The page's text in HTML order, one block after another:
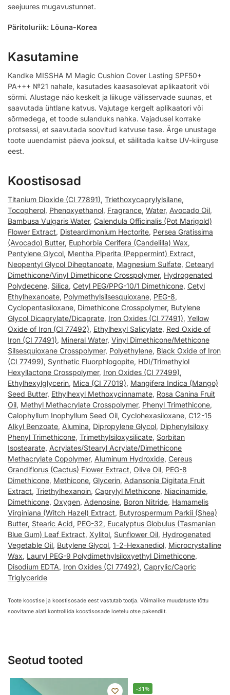
seejuures mugavustunnet.
Päritoluriik: Lõuna-Korea
Kasutamine
Kandke MISSHA M Magic Cushion Cover Lasting SPF50+
PA+++ №21 nahale, kasutades kaasasolevat aplikaatorit või
sõrmi. Alustage näo keskelt ja liikuge välisservade suunas, et
saavutada ühtlane katvus. Vajutage kergelt aplikaatori või
sõrmedega, et toode sulanduks nahka. Vajadusel korrake
protsessi, et saavutada soovitud katvuse tase. Ärge unustage
toote uuendamist päeva jooksul, et säilitada kaitse UV-kiirguse
eest.
Koostisosad
Titanium Dioxide (CI 77891), Triethoxycaprylylsilane,
Tocopherol, Phenoxyethanol, Fragrance, Water, Avocado Oil,
Bambusa Vulgaris Water, Calendula Officinalis (Pot Marigold)
Flower Extract, Disteardimonium Hectorite, Persea Gratissima
(Avocado) Butter, Euphorbia Cerifera (Candelilla) Wax,
Pentylene Glycol, Mentha Piperita (Peppermint) Extract,
Neopentyl Glycol Diheptanoate, Magnesium Sulfate, Cetearyl
Dimethicone/Vinyl Dimethicone Crosspolymer, Hydrogenated
Polydecene, Silica, Cetyl PEG/PPG-10/1 Dimethicone, Cetyl
Ethylhexanoate, Polymethylsilsesquioxane, PEG-8,
Cyclopentasiloxane, Dimethicone Crosspolymer, Butylene
Glycol Dicaprylate/Dicaprate, Iron Oxides (CI 77491), Yellow
Oxide of Iron (CI 77492), Ethylhexyl Salicylate, Red Oxide of
Iron (CI 77491), Mineral Water, Vinyl Dimethicone/Methicone
Silsesquioxane Crosspolymer, Polyethylene, Black Oxide of Iron
(CI 77499), Synthetic Fluorphlogopite, HDI/Trimethylol
Hexyllactone Crosspolymer, Iron Oxides (CI 77499),
Ethylhexylglycerin, Mica (CI 77019), Mangifera Indica (Mango)
Seed Butter, Ethylhexyl Methoxycinnamate, Rosa Canina Fruit
Oil, Methyl Methacrylate Crosspolymer, Phenyl Trimethicone,
Calophyllum Inophyllum Seed Oil, Cyclohexasiloxane, C12-15
Alkyl Benzoate, Alumina, Dipropylene Glycol, Diphenylsiloxy
Phenyl Trimethicone, Trimethylsiloxysilicate, Sorbitan
Isostearate, Acrylates/Stearyl Acrylate/Dimethicone
Methacrylate Copolymer, Aluminum Hydroxide, Cereus
Grandiflorus (Cactus) Flower Extract, Olive Oil, PEG-8
Dimethicone, Methicone, Glycerin, Adansonia Digitata Fruit
Extract, Triethylhexanoin, Caprylyl Methicone, Niacinamide,
Dimethicone, Oxygen, Adenosine, Boron Nitride, Hamamelis
Virginiana (Witch Hazel) Extract, Butyrospermum Parkii (Shea)
Butter, Stearic Acid, PEG-32, Eucalyptus Globulus (Tasmanian
Blue Gum) Leaf Extract, Xylitol, Sunflower Oil, Hydrogenated
Vegetable Oil, Butylene Glycol, 1-2-Hexanediol, Microcrystalline
Wax, Lauryl PEG-9 Polydimethylsiloxyethyl Dimethicone,
Disodium EDTA, Iron Oxides (CI 77492), Caprylic/Capric
Triglyceride
Toote koostise ja koostisosade eest vastutab tootja. Võimalike muudatuste tõttu
soovitame alati kontrollida koostisosade loetelu otse pakendilt.
Seotud tooted
-31%